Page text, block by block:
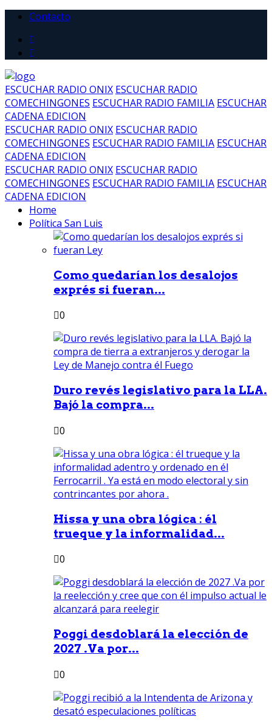
Contacto
ESCUCHAR RADIO ONIX ESCUCHAR RADIO
COMECHINGONES ESCUCHAR RADIO FAMILIA ESCUCHAR
CADENA EDICION
ESCUCHAR RADIO ONIX ESCUCHAR RADIO
COMECHINGONES ESCUCHAR RADIO FAMILIA ESCUCHAR
CADENA EDICION
ESCUCHAR RADIO ONIX ESCUCHAR RADIO
COMECHINGONES ESCUCHAR RADIO FAMILIA ESCUCHAR
CADENA EDICION
Home
Política San Luis
Como quedarían los desalojos
exprés si fueran...
0
Duro revés legislativo para la LLA.
Bajó la compra...
0
Hissa y una obra lógica : él
trueque y la informalidad...
0
Poggi desdoblará la elección de
2027 .Va por...
0